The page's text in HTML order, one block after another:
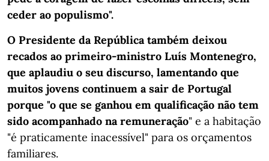
ceder ao populismo".
O Presidente da República também deixou
recados ao primeiro-ministro Luís Montenegro,
que aplaudiu o seu discurso, lamentando que
muitos jovens continuem a sair de Portugal
porque "o que se ganhou em qualificação não tem
sido acompanhado na remuneração" e a habitação
"é praticamente inacessível" para os orçamentos
familiares.